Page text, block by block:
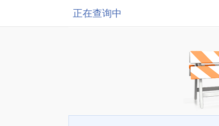
正在查询中